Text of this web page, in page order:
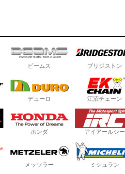
ビームス ブリジストン
デューロ 江沼チェーン
ホンダ アイアールシー
メッツラー ミシュラン